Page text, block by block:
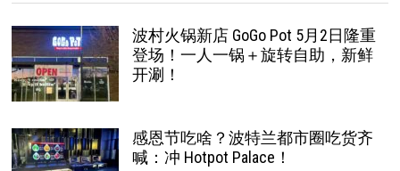
波村火锅新店 GoGo Pot 5月2日隆重
登场！一人一锅＋旋转自助，新鲜
开涮！
感恩节吃啥？波特兰都市圈吃货齐
喊：冲 Hotpot Palace！